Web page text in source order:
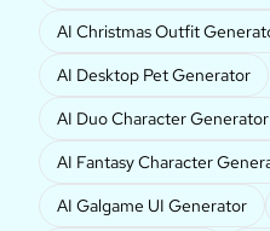
AI Christmas Outfit
AI Desktop Pet Generator
AI Duo Character Generator
AI Fantasy Character
AI Galgame UI Generator